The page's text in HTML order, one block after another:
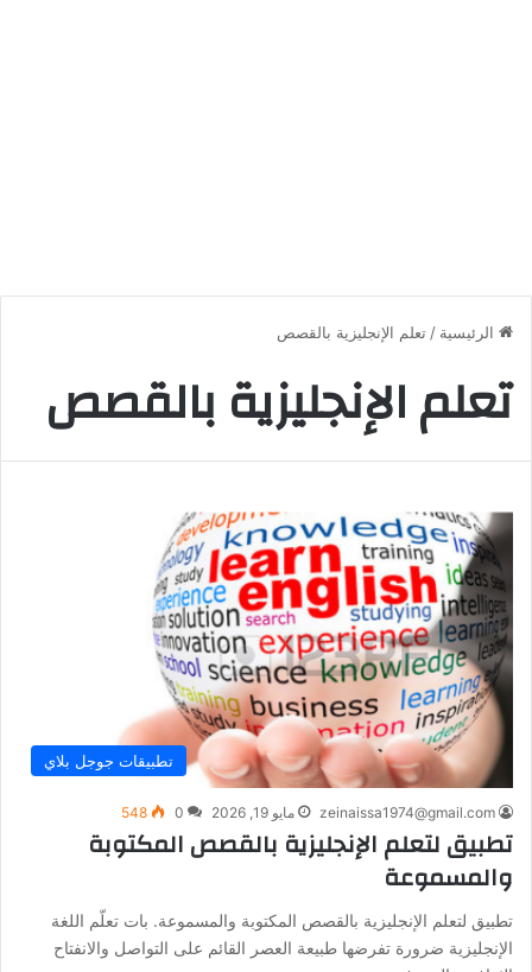
الرئيسية / تعلم الإنجليزية بالقصص
تعلم الإنجليزية بالقصص
تطبيقات جوجل بلاي
zeinaissa1974@gmail.com مايو 19, 2026 0
548
تطبيق لتعلم الإنجليزية بالقصص المكتوبة
والمسموعة
تطبيق لتعلم الإنجليزية بالقصص المكتوبة والمسموعة. بات تعلّم اللغة
الإنجليزية ضرورة تفرضها طبيعة العصر القائم على التواصل والانفتاح